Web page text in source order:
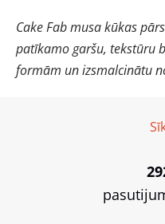
Cake Fab musa kūkas
patīkamo garšu, tekstūru
formām un izsmalcinātu